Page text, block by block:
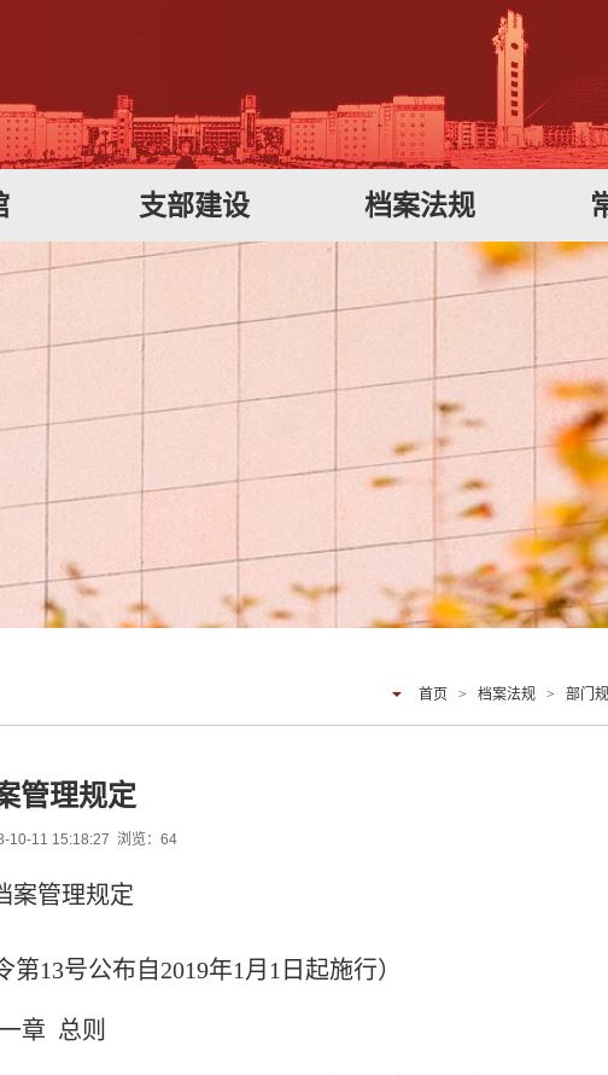
支部建设 档案法规
首页 > 档案法规 > 部门
管理规定
10-11 15:18:27 浏览： 64
案管理规定
第13号公布自2019年1月1日起施行）
章 总则